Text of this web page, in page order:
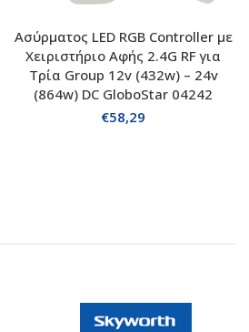
ΠΡΟΣΘΗΚΗ ΣΤΟ ΚΑΛΑΘΙ
Ασύρματος LED RGB Controller με
Χειριστήριο Αφής 2.4G RF για
Τρία Group 12v (432w) – 24v
(864w) DC GloboStar 04242
€58,29